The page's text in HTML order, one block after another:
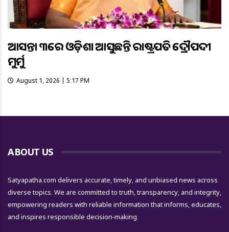
ଆସନ୍ତା ୩ରେ ଓଡ଼ିଶା ଆସୁଛନ୍ତି ରାଷ୍ଟ୍ରପତି ଦ୍ରୌପଦୀ
ମୁର୍ମୁ
August 1, 2026 | 5:17 PM
ABOUT US
Satyapatha.com delivers accurate, timely, and unbiased news across
diverse topics. We are committed to truth, transparency, and integrity,
empowering readers with reliable information that informs, educates,
and inspires responsible decision-making.